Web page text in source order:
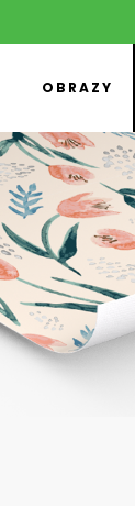
OBRAZY